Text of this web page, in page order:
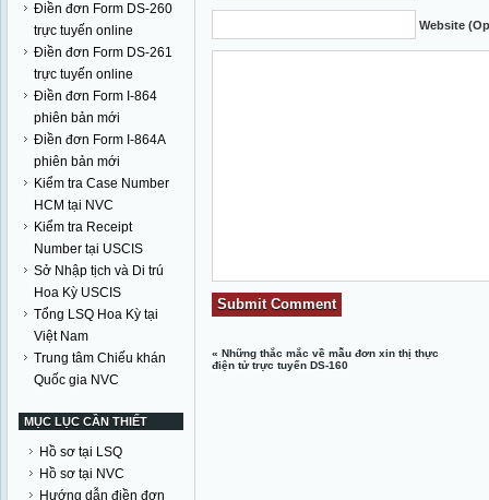
Điền đơn Form DS-260
trực tuyến online
Điền đơn Form DS-261
trực tuyến online
Điền đơn Form I-864
phiên bản mới
Điền đơn Form I-864A
phiên bản mới
Kiểm tra Case Number
HCM tại NVC
Kiểm tra Receipt
Number tại USCIS
Sở Nhập tịch và Di trú
Hoa Kỳ USCIS
Tổng LSQ Hoa Kỳ tại
Việt Nam
Trung tâm Chiếu khán
Quốc gia NVC
MỤC LỤC CẦN THIẾT
Hồ sơ tại LSQ
Hồ sơ tại NVC
Hướng dẫn điền đơn
Website
«Những thắc mắc về mẫu đơn xin thị thực
điện tử trực tuyến DS-160